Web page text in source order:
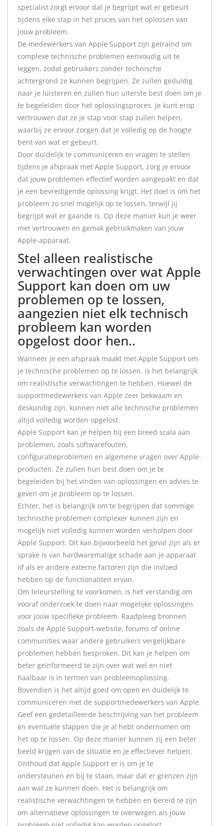
specialist zorgt ervoor dat je begrijpt wat er gebeurt
tijdens elke stap in het proces van het oplossen van
jouw probleem.
De medewerkers van Apple Support zijn getraind om
complexe technische problemen eenvoudig uit te
leggen, zodat gebruikers zonder technische
achtergrond ze kunnen begrijpen. Ze zullen geduldig
naar je luisteren en zullen hun uiterste best doen om je
te begeleiden door het oplossingsproces. Je kunt erop
vertrouwen dat ze je stap voor stap zullen helpen,
waarbij ze ervoor zorgen dat je volledig op de hoogte
bent van wat er gebeurt.
Door duidelijk te communiceren en vragen te stellen
tijdens je afspraak met Apple Support, zorg je ervoor
dat jouw problemen effectief worden aangepakt en dat
je een bevredigende oplossing krijgt. Het doel is om het
probleem zo snel mogelijk op te lossen, terwijl jij
begrijpt wat er gaande is. Op deze manier kun je weer
met vertrouwen en gemak gebruikmaken van jouw
Apple-apparaat.
Stel alleen realistische
verwachtingen over wat Apple
Support kan doen om uw
problemen op te lossen,
aangezien niet elk technisch
probleem kan worden
opgelost door hen..
Wanneer je een afspraak maakt met Apple Support om
je technische problemen op te lossen, is het belangrijk
om realistische verwachtingen te hebben. Hoewel de
supportmedewerkers van Apple zeer bekwaam en
deskundig zijn, kunnen niet alle technische problemen
altijd volledig worden opgelost.
Apple Support kan je helpen bij een breed scala aan
problemen, zoals softwarefouten,
configuratieproblemen en algemene vragen over Apple-
producten. Ze zullen hun best doen om je te
begeleiden bij het vinden van oplossingen en advies te
geven om je probleem op te lossen.
Echter, het is belangrijk om te begrijpen dat sommige
technische problemen complexer kunnen zijn en
mogelijk niet volledig kunnen worden verholpen door
Apple Support. Dit kan bijvoorbeeld het geval zijn als er
sprake is van hardwarematige schade aan je apparaat
of als er andere externe factoren zijn die invloed
hebben op de functionaliteit ervan.
Om teleurstelling te voorkomen, is het verstandig om
vooraf onderzoek te doen naar mogelijke oplossingen
voor jouw specifieke probleem. Raadpleeg bronnen
zoals de Apple Support-website, forums of online
communities waar andere gebruikers vergelijkbare
problemen hebben besproken. Dit kan je helpen om
beter geïnformeerd te zijn over wat wel en niet
haalbaar is in termen van probleemoplossing.
Bovendien is het altijd goed om open en duidelijk te
communiceren met de supportmedewerkers van Apple.
Geef een gedetailleerde beschrijving van het probleem
en eventuele stappen die je al hebt ondernomen om
het op te lossen. Op deze manier kunnen zij een beter
beeld krijgen van de situatie en je effectiever helpen.
Onthoud dat Apple Support er is om je te
ondersteunen en bij te staan, maar dat er grenzen zijn
aan wat ze kunnen doen. Het is belangrijk om
realistische verwachtingen te hebben en bereid te zijn
om alternatieve oplossingen te overwegen als jouw